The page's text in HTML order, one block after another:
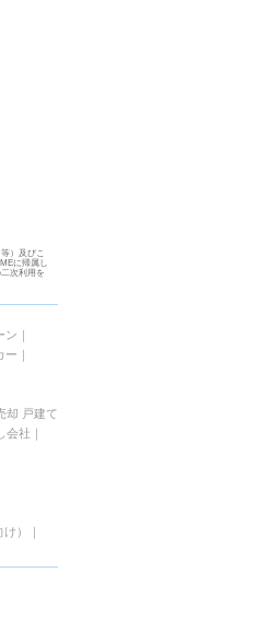
）及びこ
に帰属し
次利用を
ン ｜
ー ｜
却 戸建て
会社 ｜
）
｜